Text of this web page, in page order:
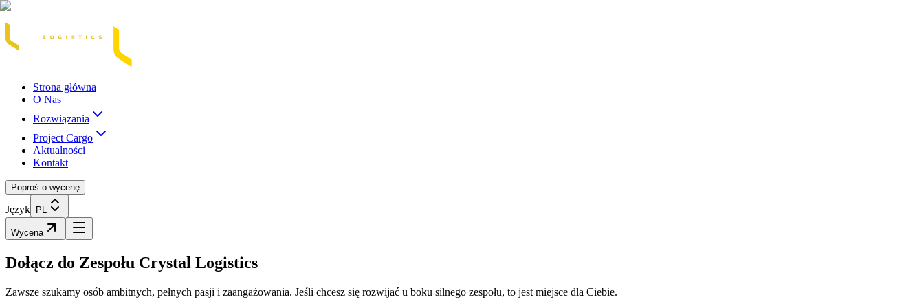
Acasă
Strona główna
O Nas
Rozwiązania
Project Cargo
Aktualności
Kontakt
Poproś o wycenę
Język PL
Wycena
Dołącz do Zespołu Crystal Logistics
Zawsze szukamy osób ambitnych, pełnych pasji i zaangażowania. Jeśli chcesz się rozwijać u boku silnego zespołu, to jest miejsce dla Ciebie.